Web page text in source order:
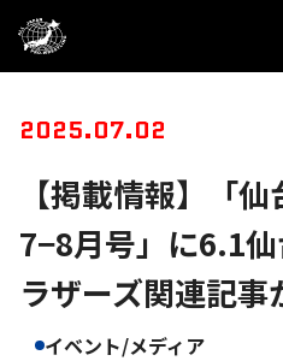
2025.07.02
【掲載情報】「
7−8月号」に6.1
ラザーズ関連記
イベント/メディア